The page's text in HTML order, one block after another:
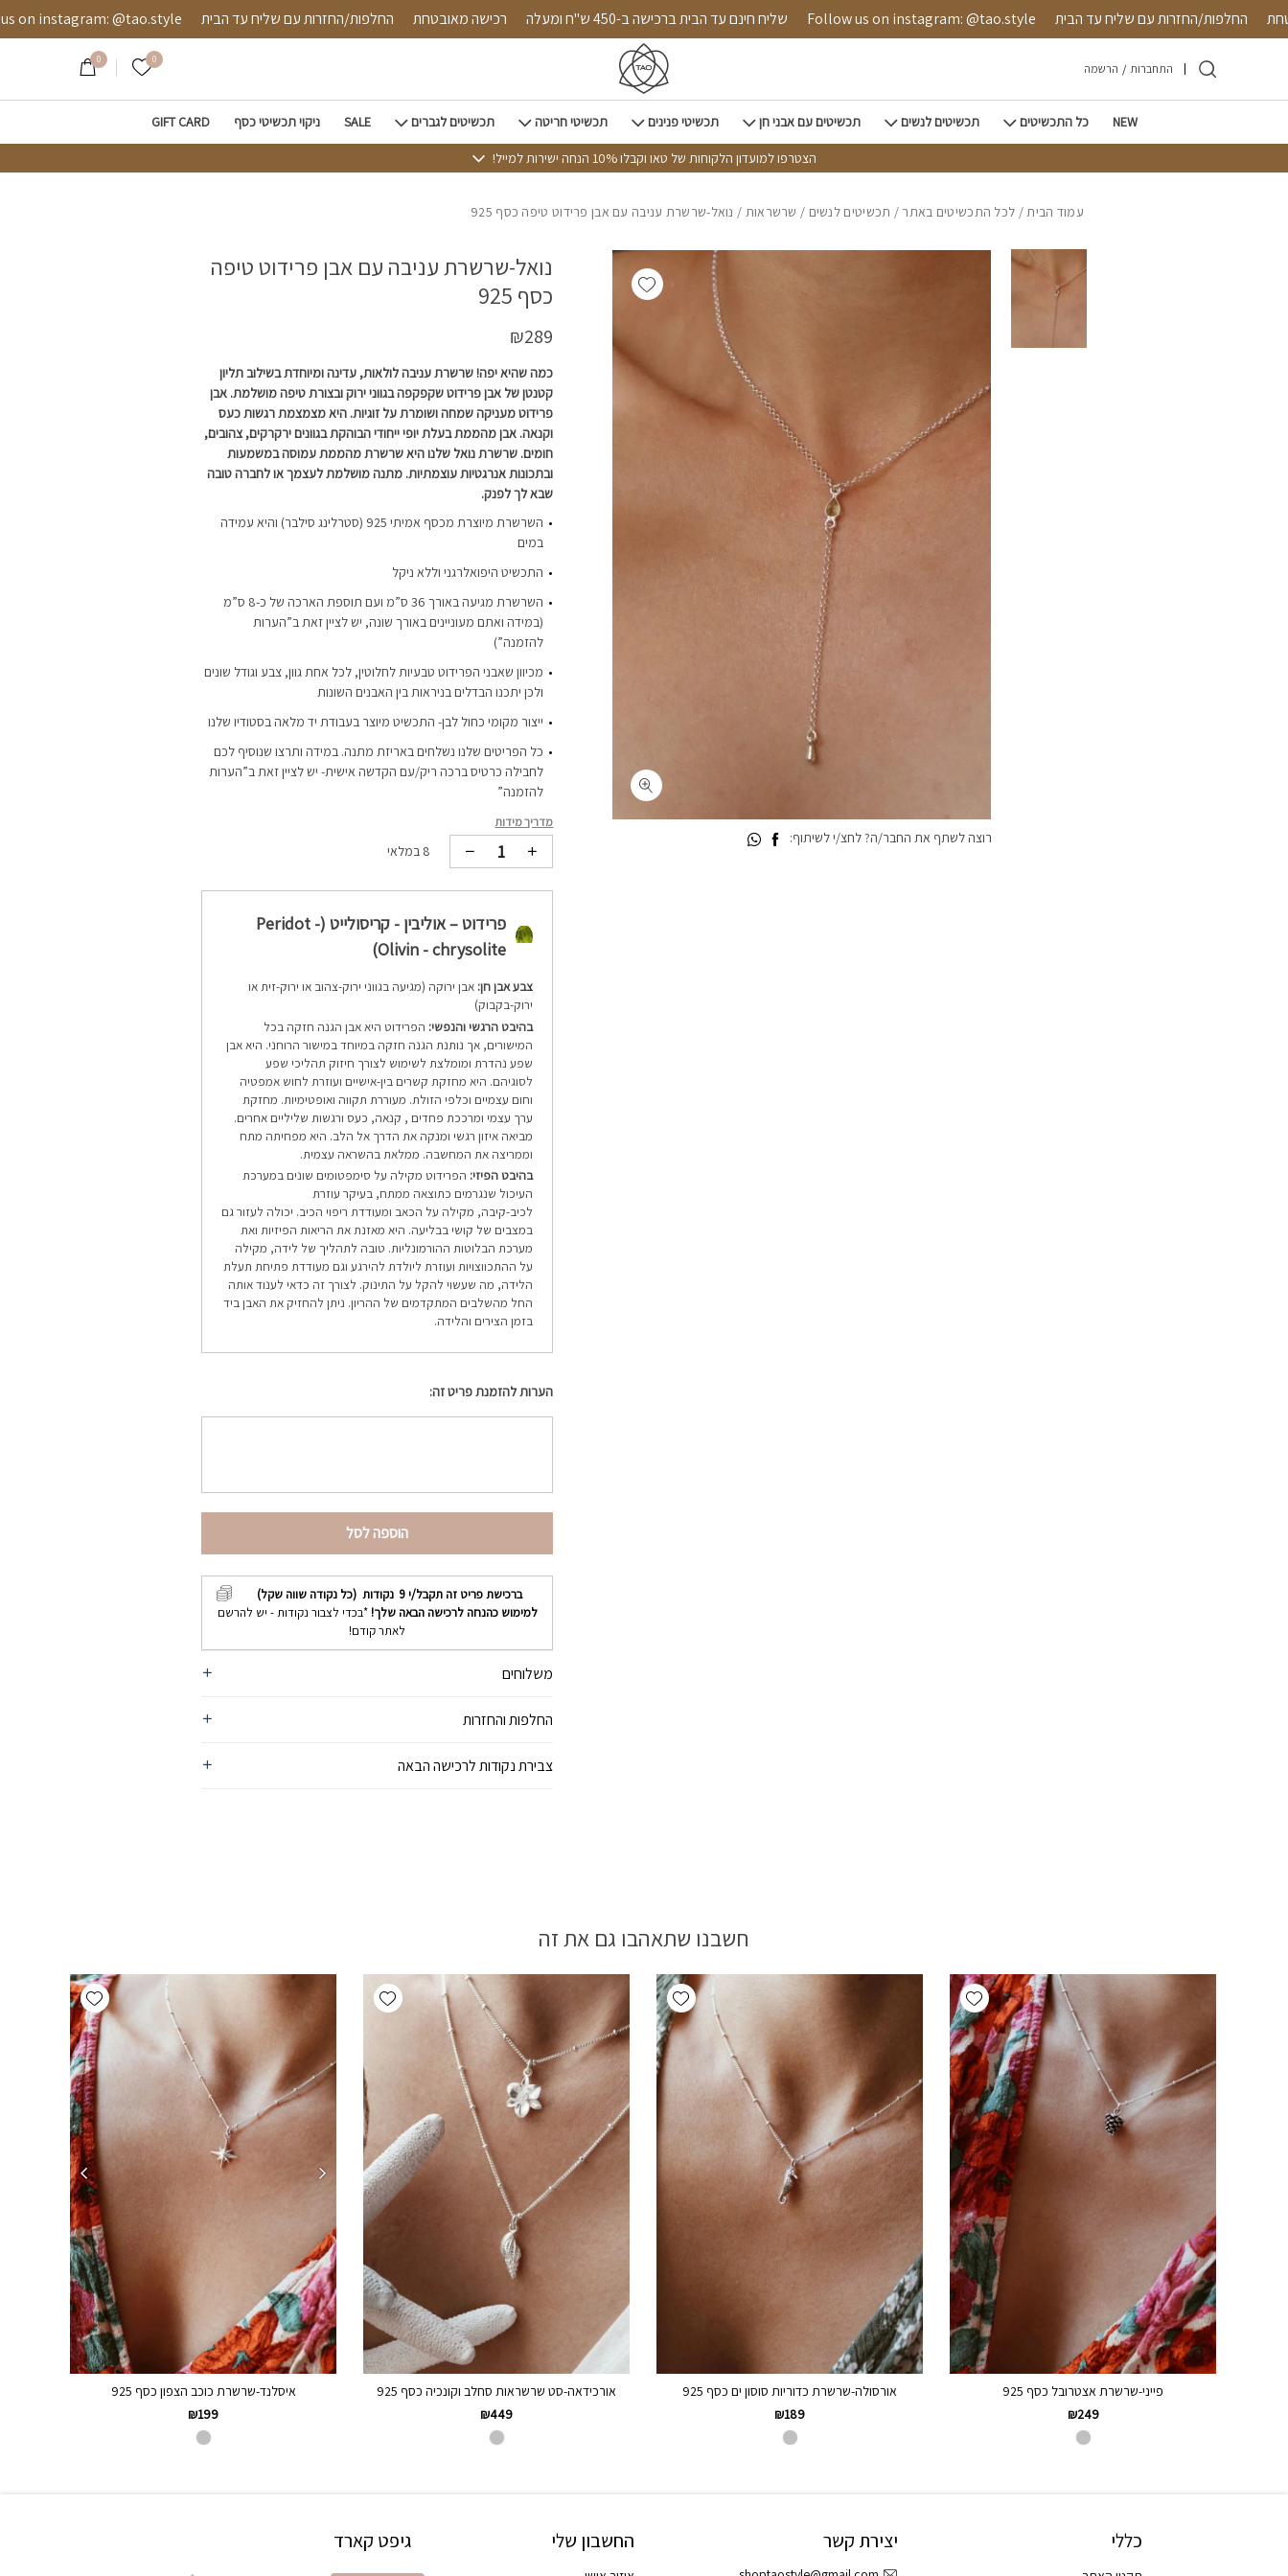
Skip to Content
מאובטחת החלפות/החזרות עם שליח עד הבית Follow us on instagram: @tao.style שליח חינם עד הבית ברכישה ב-450 ש"ח ומעלה רכישה מאובטחת החלפות/החזרות עם שליח עד הבית @tao.style
0 הרשימה שלי
0
התחברות / הרשמה
NEW כל התכשיטים תכשיטים לנשים תכשיטים עם אבני חן תכשיטי פנינים תכשיטי חריטה תכשיטים לגברים SALE ניקוי תכשיטי כסף GIFT CARD
הצטרפו למועדון הלקוחות של טאו וקבלו 10% הנחה ישירות למייל!
עמוד הבית/ לכל התכשיטים באתר / תכשיטים לנשים / שרשראות / נואל-שרשרת עניבה עם אבן פרידוט טיפה כסף 925
נואל-שרשרת עניבה עם אבן פרידוט טיפה
כסף 925
₪289
כמה שהיא יפה! שרשרת עניבה לולאות, עדינה ומיוחדת בשילוב תליון
קטנטן של אבן פרידוט שקפקפה בגווני ירוק ובצורת טיפה מושלמת. אבן
פרידוט מעניקה שמחה ושומרת על זוגיות. היא מצמצמת רגשות כעס
וקנאה. אבן מהממת בעלת יופי ייחודי הבוהקת בגוונים ירקרקים, צהובים,
חומים. שרשרת נואל שלנו היא שרשרת מהממת עמוסה במשמעות
ובתכונות אנרגטיות עוצמתיות. מתנה מושלמת לעצמך או לחברה טובה
שבא לך לפנק.
השרשרת מיוצרת מכסף אמיתי 925 (סטרלינג סילבר) והיא עמידה
במים
התכשיט היפואלרגני וללא ניקל
השרשרת מגיעה באורך 36 ס”מ ועם תוספת הארכה של כ-8 ס”מ
(במידה ואתם מעוניינים באורך שונה, יש לציין זאת ב”הערות
להזמנה”)
מכיוון שאבני הפרידוט טבעיות לחלוטין, לכל אחת גוון, צבע וגודל שונים
ולכן יתכנו הבדלים בניראות בין האבנים השונות
ייצור מקומי כחול לבן- התכשיט מיוצר בעבודת יד מלאה בסטודיו שלנו
כל הפריטים שלנו נשלחים באריזת מתנה. במידה ותרצו שנוסיף לכם
לחבילה כרטיס ברכה ריק/עם הקדשה אישית- יש לציין זאת ב”הערות
להזמנה”
מדריך מידות
8 במלאי
פרידוט – אוליבין - קריסולייט (Peridot -
Olivin - chrysolite)
צבע אבן חן: אבן ירוקה (מגיעה בגווני ירוק-צהוב או ירוק-זית או
ירוק-בקבוק)
בהיבט הרגשי והנפשי: הפרידוט היא אבן הגנה חזקה בכל
המישורים, אך נותנת הגנה חזקה במיוחד במישור הרוחני. היא אבן
שפע נהדרת ומומלצת לשימוש לצורך חיזוק תהליכי שפע
לסוגיהם. היא מחזקת קשרים בין-אישיים ועוזרת לחוש אמפטיה
וחום עצמיים וכלפי הזולת. מעוררת תקווה ואופטימיות. מחזקת
ערך עצמי ומרככת פחדים , קנאה, כעס ורגשות שליליים אחרים.
מביאה איזון רגשי ומנקה את הדרך אל הלב. היא מפחיתה מתח
וממריצה את המחשבה. ממלאת בהשראה עצמית.
בהיבט הפיזי: הפרידוט מקילה על סימפטומים שונים במערכת
העיכול שנגרמים כתוצאה ממתח, בעיקר עוזרת
לכיב-קיבה, מקילה על הכאב ומעודדת ריפוי הכיב. יכולה לעזור גם
במצבים של קושי בבליעה. היא מאזנת את הריאות הפיזיות ואת
מערכת הבלוטות ההורמונליות. טובה לתהליך של לידה, מקילה
על ההתכווצויות ועוזרת ליולדת להירגע וגם מעודדת פתיחת תעלת
הלידה, מה שעשוי להקל על התינוק. לצורך זה כדאי לענוד אותה
החל מהשלבים המתקדמים של ההריון. ניתן להחזיק את האבן ביד
בזמן הצירים והלידה.
הערות להזמנת פריט זה:
הוספה לסל
ברכישת פריט זה תקבל/י 9נקודות (כל נקודה שווה שקל)
למימוש כהנחה לרכישה הבאה שלך! *בכדי לצבור נקודות - יש להרשם
לאתר קודם!
משלוחים
החלפות והחזרות
צבירת נקודות לרכישה הבאה
Add wishlist
רוצה לשתף את החבר/ה? לחצ/י לשיתוף:
חשבנו שתאהבו גם את זה
Add wishlist
פייני-שרשרת אצטרובל כסף 925
₪249
Add wishlist
אורסולה-שרשרת כדוריות סוסון ים כסף 925
₪189
Add wishlist
אורכידאה-סט שרשראות סחלב וקונכיה כסף 925
₪449
Add wishlist
איסלנד-שרשרת כוכב הצפון כסף 925
₪199
כללי החשבון שלי יצירת קשר גיפט קארד
בחזרה למעלה